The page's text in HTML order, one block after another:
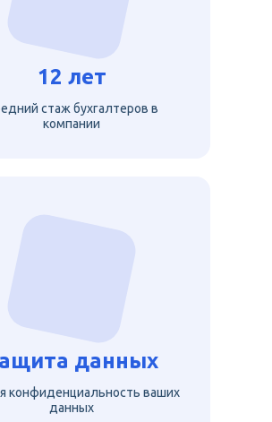
12 лет
стаж бухгалтеров в
компании
данных
конфиденциальность ваших
данных